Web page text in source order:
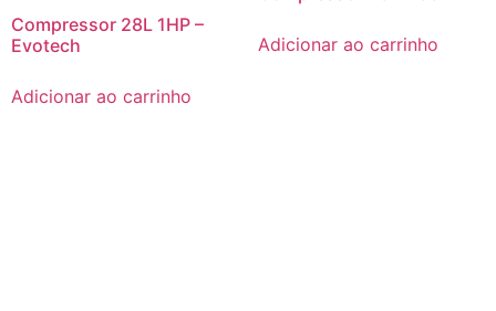
Compressor 28L 1HP –
Evotech
Adicionar ao carrinho
Adicionar ao carrinho